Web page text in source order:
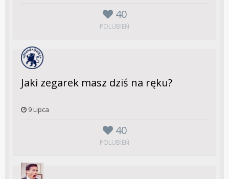
40
POLUBIEŃ
40
POLUBIEŃ
Jaki zegarek masz dziś na ręku?
9 Lipca